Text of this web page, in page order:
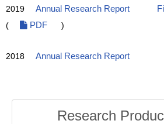
2019 Annual Research Report
(
PDF )
2018 Annual Research Report
Research